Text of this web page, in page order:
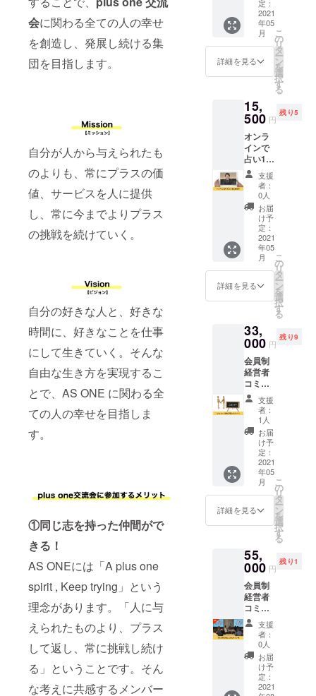
会に関わる全ての人の幸せ
を創造し、発展し続ける集
団を目指します。
自分が人から与えられたも
のよりも、常にプラスの価
値、サービスを人に提供
し、常に今までよりプラス
の挑戦を続けていく。
自分の好きな人と、好きな
時間に、好きなことを仕事
にして生きていく。そんな
自由な生き方を実現するこ
とで、AS ONE に関わる全
ての人の幸せを目指しま
す。
①同じ志を持った仲間がで
きる！
AS ONEには「A plus one
spirit , Keep trying」という
理念があります。「人に与
えられたものより、プラス
して返し、常に挑戦し続け
る」ということです。そん
な考えに共感するメンバー
掲載期
間は1年
間で
す。
(土)14:3
0～ ※50
名の規
模を予
定して
望日は
上記か
らお選
びいた
だけま
す。 ※
会場は
都内を
予定し
ており
ます。
※会場ま
での交
通費は
別途必
要で
す。 ※
力・役
割分担
の上、
適切な
感染防
止策を
実施し
ます。
権利で
す。 ※
生年月
日が必
要にな
りま
す。 ※
インで
行いま
す。 ※
日程は
メール
にて調
整させ
ていた
だきま
す。 ※
占いは
結果を
確証す
るもの
ではあ
りませ
ん。
定：
2021
年05
月
詳細を見る
こ
の
リ
タ
ー
ン
を
選
択
す
る
15,
500 円
残り5
オンラ
インで
占い100
分（誕
生数秘
学）を
受ける
ことが
できる
権利で
す。 ※
生年月
日とお
名前が
必要に
なりま
オンラ
インで
行いま
す。 ※
日程は
メール
にて調
整させ
ていた
だきま
す。 ※
占いは
結果を
確証す
るもの
ではあ
りませ
支援
者：
0人
お届
け予
定：
2021
年05
月
詳細を見る
こ
の
リ
タ
ー
ン
を
選
択
す
る
33,
000 円
残り9
会員制
経営者
コミュ
ニティ
”plus
one” の
全体定
例会の
スポン
サーに
なれる
権利で
す。 全
体定例
会にお
名前を
ます。
スライ
ド1枚を
全体定
例会で
ご紹介
させて
いただ
きま
す。 ※
購入時
の備考
欄に掲
支援
者：
1人
お届
け予
定：
2021
年05
月
詳細を見る
こ
の
リ
タ
ー
ン
を
選
択
す
る
55,
000 円
残り1
会員制
経営者
コミュ
ニティ
”plus
one”の
8月全体
定例会
で15分
間プレ
支援
者：
0人
お届
け予
定：
2021